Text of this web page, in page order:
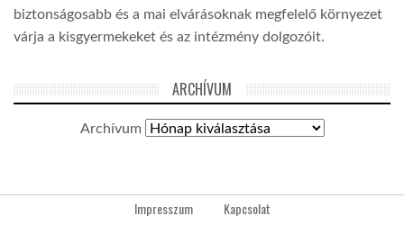
biztonságosabb és a mai elvárásoknak megfelelő környezet
várja a kisgyermekeket és az intézmény dolgozóit.
ARCHÍVUM
Archívum
Impresszum Kapcsolat